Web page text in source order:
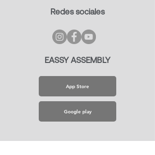
Redes sociales
EASSY ASSEMBLY
App Store
Google play